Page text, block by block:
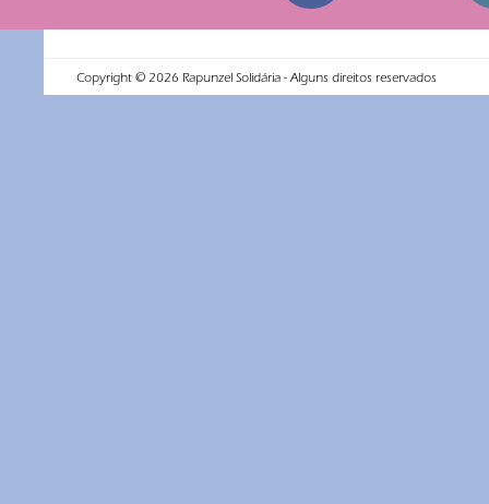
Copyright © 2026 Rapunzel Solidária - Alguns direitos reservados